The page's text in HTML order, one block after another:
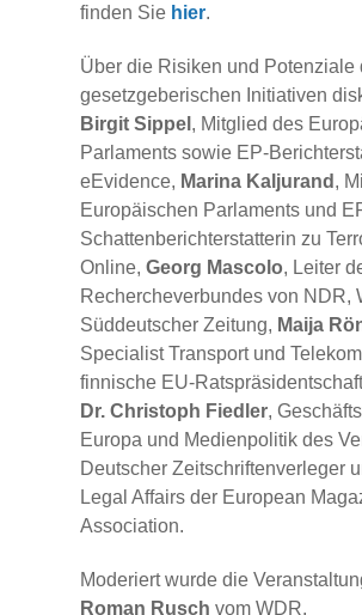
finden Sie hier.
Über die Risiken und Potenziale
gesetzgeberischen Initiativen
Birgit Sippel , Mitglied des
Parlaments sowie EP-
eEvidence, Marina Kaljurand ,
Europäischen Parlaments und
Schattenberichterstatterin zu
Online, Georg Mascolo, Leiter
Rechercheverbundes von NDR,
Süddeutscher Zeitung, Maija
Specialist Transport und
finnische EU-
Dr. Christoph Fiedler,
Europa und Medienpolitik des
Deutscher Zeitschriftenverleger
Legal Affairs der European
Association.
Moderiert wurde die
Roman Rusch vom WDR.